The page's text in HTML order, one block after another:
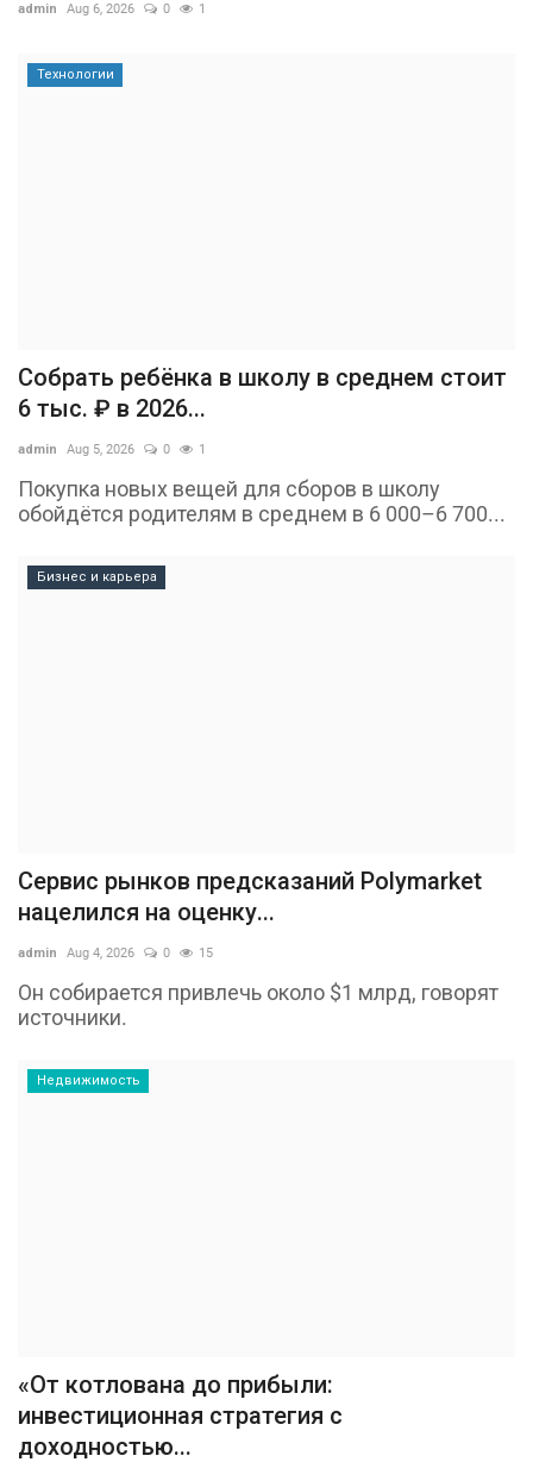
admin Aug 6, 2026 0 1
Технологии
Собрать ребёнка в школу в среднем стоит
6 тыс. ₽ в 2026...
admin Aug 5, 2026 0 1
Покупка новых вещей для сборов в школу
обойдётся родителям в среднем в 6 000–6 700...
Бизнес и карьера
Сервис рынков предсказаний Polymarket
нацелился на оценку...
admin Aug 4, 2026 0 15
Он собирается привлечь около $1 млрд, говорят
источники.
Недвижимость
«От котлована до прибыли:
инвестиционная стратегия с
доходностью...